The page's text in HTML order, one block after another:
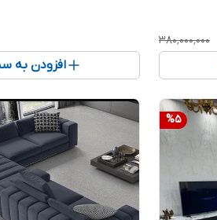
۳۸۰٬۰۰۰٬۰۰۰
افزودن به
%5